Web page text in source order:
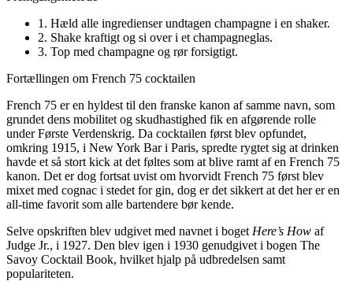
1. Hæld alle ingredienser undtagen champagne i en shaker.
2. Shake kraftigt og si over i et champagneglas.
3. Top med champagne og rør forsigtigt.
Fortællingen om French 75 cocktailen
French 75 er en hyldest til den franske kanon af samme navn, som
grundet dens mobilitet og skudhastighed fik en afgørende rolle
under Første Verdenskrig. Da cocktailen først blev opfundet,
omkring 1915, i New York Bar i Paris, spredte rygtet sig at drinken
havde et så stort kick at det føltes som at blive ramt af en French 75
kanon. Det er dog fortsat uvist om hvorvidt French 75 først blev
mixet med cognac i stedet for gin, dog er det sikkert at det her er en
all-time favorit som alle bartendere bør kende.
Selve opskriften blev udgivet med navnet i boget Here’s How af
Judge Jr., i 1927. Den blev igen i 1930 genudgivet i bogen The
Savoy Cocktail Book, hvilket hjalp på udbredelsen samt
populariteten.